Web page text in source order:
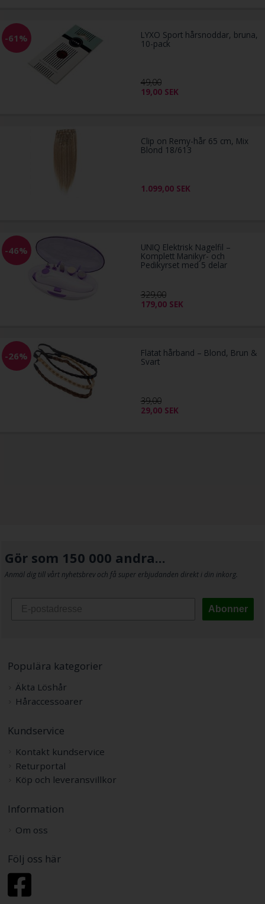
-61% LYXO Sport hårsnoddar, bruna,
10-pack
49,00
19,00 SEK
Clip on Remy-hår 65 cm, Mix
Blond 18/613
1.099,00 SEK
-46% UNIQ Elektrisk Nagelfil –
Komplett Manikyr- och
Pedikyrset med 5 delar
329,00
179,00 SEK
-26% Flätat hårband – Blond, Brun &
Svart
39,00
29,00 SEK
Gör som 150 000 andra...
Anmäl dig till vårt nyhetsbrev och få super erbjudanden direkt i din inkorg.
Abonner
Populära kategorier
Äkta Löshår
Håraccessoarer
Kundservice
Kontakt kundservice
Returportal
Köp och leveransvillkor
Information
Om oss
Följ oss här